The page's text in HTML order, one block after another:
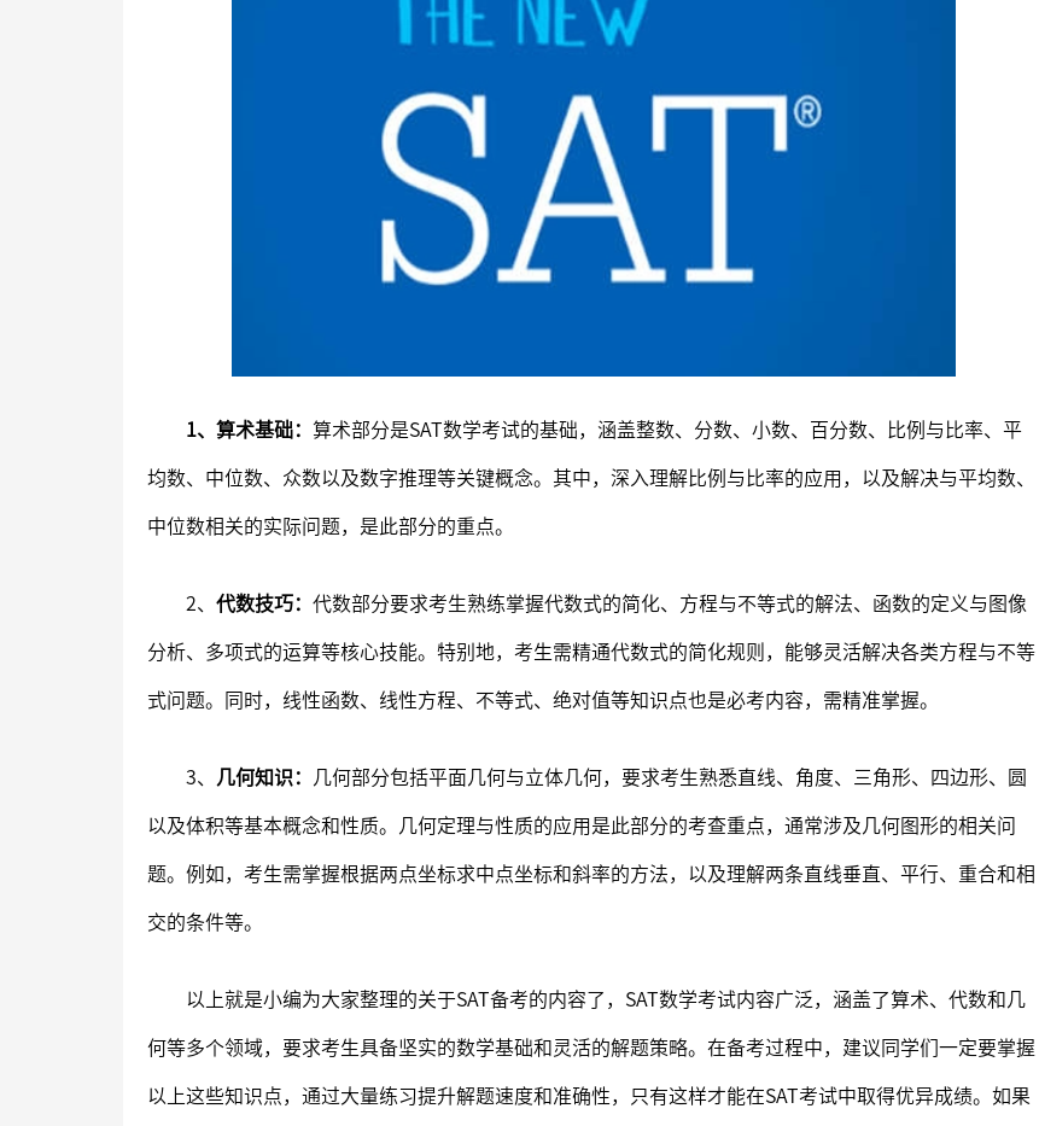
1、算术基础： 算术部分是SAT数学考试的基础，涵盖整数、分数、小数、百分数、比例与比率、平
均数、中位数、众数以及数字推理等关键概念。其中，深入理解比例与比率的应用，以及解决与平均数、
中位数相关的实际问题，是此部分的重点。
2、 代数技巧： 代数部分要求考生熟练掌握代数式的简化、方程与不等式的解法、函数的定义与图像
分析、多项式的运算等核心技能。特别地，考生需精通代数式的简化规则，能够灵活解决各类方程与不等
式问题。同时，线性函数、线性方程、不等式、绝对值等知识点也是必考内容，需精准掌握。
3、 几何知识： 几何部分包括平面几何与立体几何，要求考生熟悉直线、角度、三角形、四边形、圆
以及体积等基本概念和性质。几何定理与性质的应用是此部分的考查重点，通常涉及几何图形的相关问
题。例如，考生需掌握根据两点坐标求中点坐标和斜率的方法，以及理解两条直线垂直、平行、重合和相
交的条件等。
以上就是小编为大家整理的关于SAT备考的内容了，SAT数学考试内容广泛，涵盖了算术、代数和几
何等多个领域，要求考生具备坚实的数学基础和灵活的解题策略。在备考过程中，建议同学们一定要掌握
以上这些知识点，通过大量练习提升解题速度和准确性，只有这样才能在SAT考试中取得优异成绩。如果